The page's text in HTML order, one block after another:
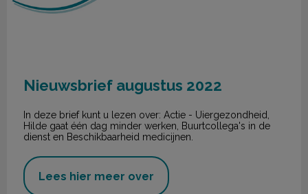
Nieuwsbrief augustus 2022
In deze brief kunt u lezen over: Actie - Uiergezondheid,
Hilde gaat één dag minder werken, Buurtcollega's in de
dienst en Beschikbaarheid medicijnen.
Lees hier meer over